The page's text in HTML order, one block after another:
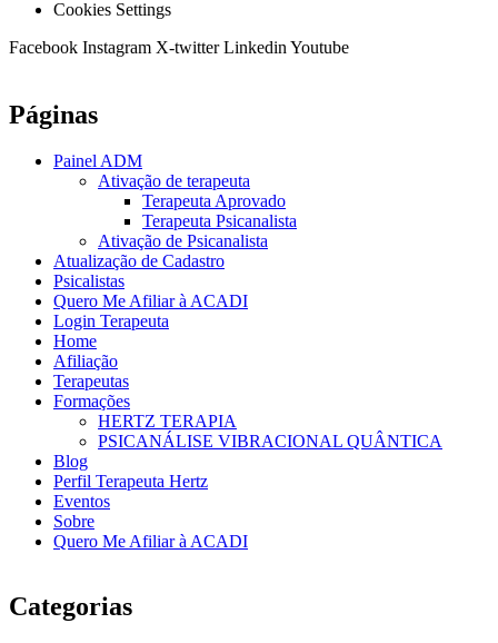
Cookies Settings
Facebook Instagram X-twitter Linkedin Youtube
Páginas
Painel ADM
Ativação de terapeuta
Terapeuta Aprovado
Terapeuta Psicanalista
Ativação de Psicanalista
Atualização de Cadastro
Psicalistas
Quero Me Afiliar à ACADI
Login Terapeuta
Home
Afiliação
Terapeutas
Formações
HERTZ TERAPIA
PSICANÁLISE VIBRACIONAL QUÂNTICA
Blog
Perfil Terapeuta Hertz
Eventos
Sobre
Quero Me Afiliar à ACADI
Categorias